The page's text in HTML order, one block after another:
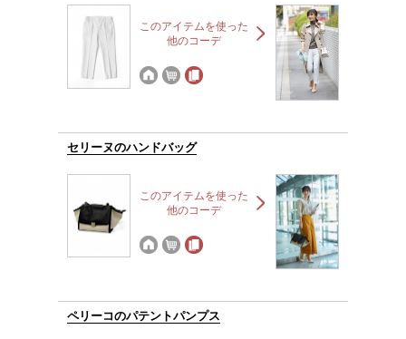
このアイテムを使った
他のコーデ
セリーヌのハンドバッグ
このアイテムを使った
他のコーデ
ペリーコのパテントパンプス